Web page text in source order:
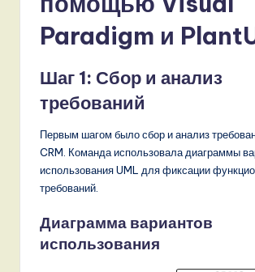
Paradigm и
Шаг 1: Сбор и анализ
требований
Первым шагом было сбор и анализ
CRM. Команда использовала диаграммы
использования UML для фиксации
требований.
Диаграмма вариантов
использования